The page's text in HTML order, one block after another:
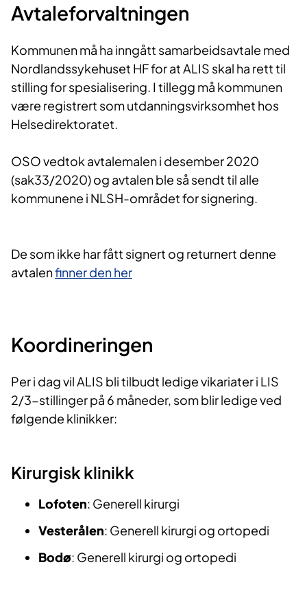
Avtalefor​valtni​​ngen
Kommunen må ha inngått samarbeidsavtale med
Nordlandssykehuset HF for at ALIS skal ha rett til
stilling for spesialisering. I tillegg må kommunen
være registrert som utdanningsvirksomhet hos
Helsedirektoratet.
OSO vedtok avtalemalen i desember 2020
(sak33/2020) og avtalen ble så sendt til alle
kommunene i NLSH-området for signering.
De som ikke har fått signert og returnert denne
avtalenfinner den her
Koord​ineringen
Per i dag vil ALIS bli tilbudt ledige vikariater i LIS
2/3-stillinger på 6 måneder, som blir ledige ved
følgende klinikker:
Kiru​​​rgisk klini​​kk
Lofoten: Generell kirurgi
Vesterålen: Generell kirurgi og ortopedi
Bodø: Generell kirurgi og ortopedi